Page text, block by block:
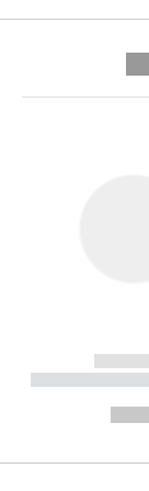
-----------